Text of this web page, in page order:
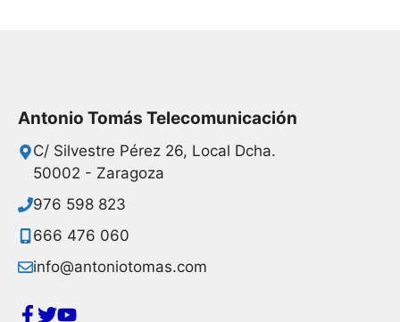
Antonio Tomás Telecomunicación
C/ Silvestre Pérez 26, Local Dcha.
50002 - Zaragoza
976 598 823
666 476 060
info@antoniotomas.com